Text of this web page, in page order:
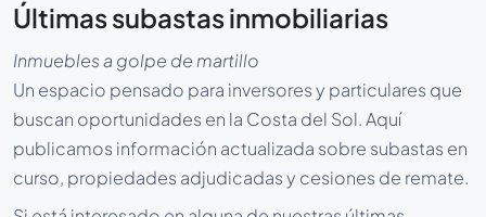
Últimas subastas inmobiliarias
Inmuebles a golpe de martillo
Un espacio pensado para inversores y particulares que
buscan oportunidades en la Costa del Sol. Aquí
publicamos información actualizada sobre subastas en
curso, propiedades adjudicadas y cesiones de remate.